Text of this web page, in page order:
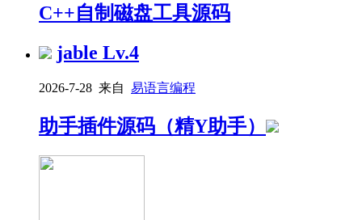
C++自制磁盘工具源码
jable Lv.4
2026-7-28 来自 易语言编程
助手插件源码（精Y助手）